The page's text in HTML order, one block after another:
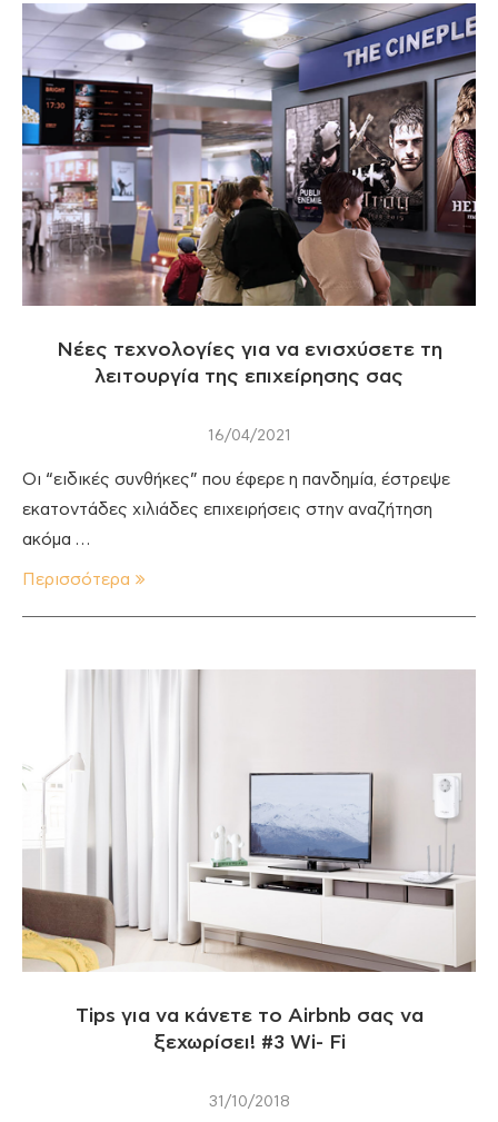
Νέες τεχνολογίες για να ενισχύσετε τη
λειτουργία της επιχείρησης σας
16/04/2021
Οι “ειδικές συνθήκες” που έφερε η πανδημία, έστρεψε
εκατοντάδες χιλιάδες επιχειρήσεις στην αναζήτηση
ακόμα …
Περισσότερα
Tips για να κάνετε το Airbnb σας να
ξεχωρίσει! #3 Wi- Fi
31/10/2018